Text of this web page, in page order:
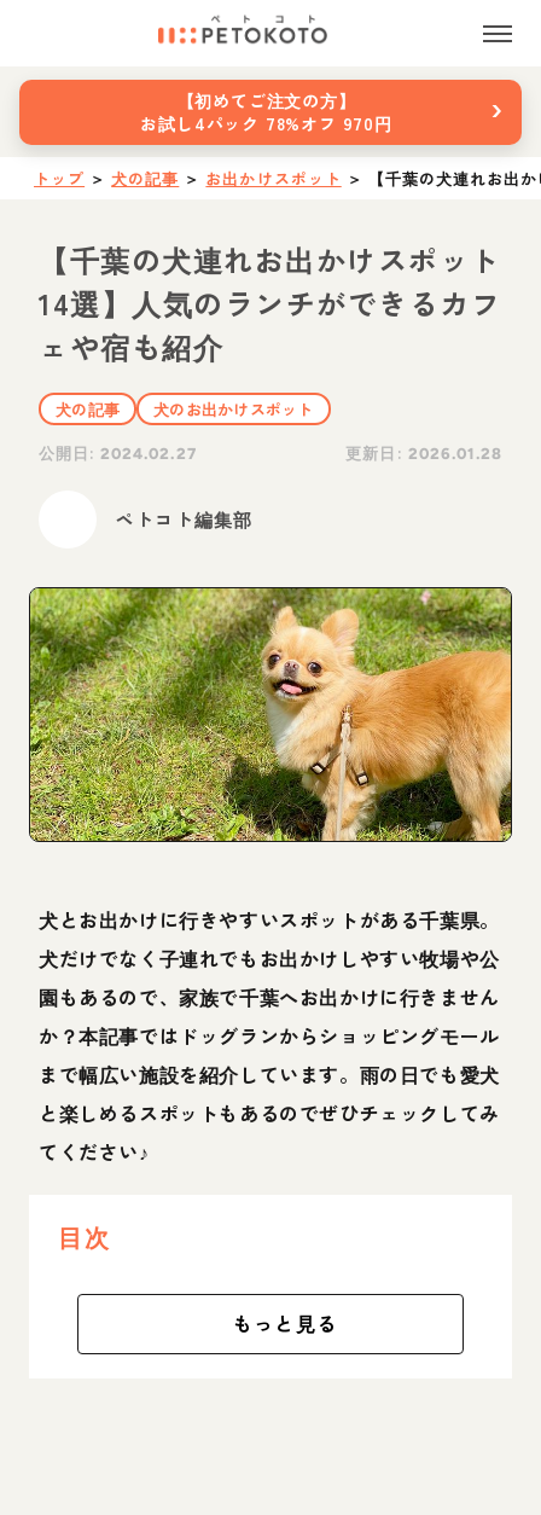
【初めてご注文の方】
お試し4パック 78%オフ 970円
›
トップ ＞ 犬の記事 ＞ お出かけスポット ＞ 【千葉の犬連れお出
【千葉の犬連れお出かけスポット
14選】人気のランチができるカフ
ェや宿も紹介
犬の記事
犬のお出かけスポット
公開日:2024.02.27 更新日: 2026.01.28
ペトコト編集部
犬とお出かけに行きやすいスポットがある千葉県。
犬だけでなく子連れでもお出かけしやすい牧場や公
園もあるので、家族で千葉へお出かけに行きません
か？本記事ではドッグランからショッピングモール
まで幅広い施設を紹介しています。雨の日でも愛犬
と楽しめるスポットもあるのでぜひチェックしてみ
てください♪
目次
もっと見る